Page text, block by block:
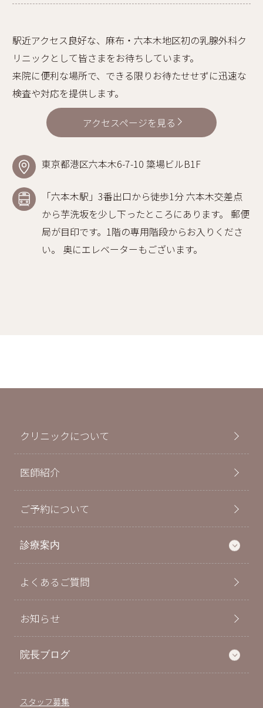
駅近アクセス良好な、麻布・六本木地区初の乳腺外科ク
リニックとして皆さまをお待ちしています。
来院に便利な場所で、できる限りお待たせせずに迅速な
検査や対応を提供します。
アクセスページを見る
東京都港区六本木6-7-10 簗場ビルB1F
「六本木駅」3番出口から徒歩1分 六本木交差点
から芋洗坂を少し下ったところにあります。 郵便
局が目印です。1階の専用階段からお入りくださ
い。 奥にエレベーターもございます。
クリニックについて
医師紹介
ご予約について
診療案内
よくあるご質問
お知らせ
院長ブログ
スタッフ募集